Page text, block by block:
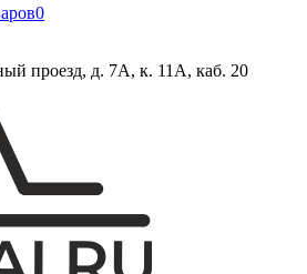
0
проезд, д. 7А, к. 11А, каб. 20